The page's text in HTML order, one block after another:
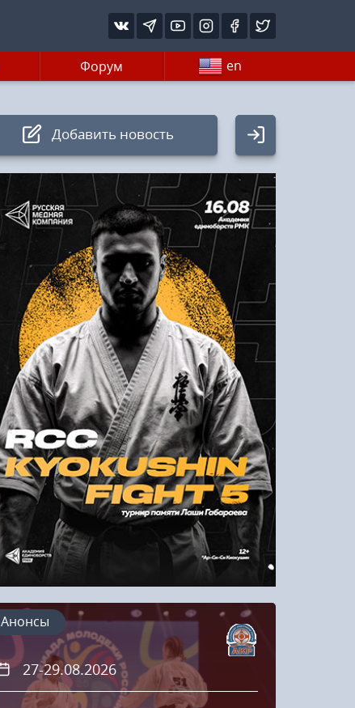
Форум en
Добавить новость
Авторизация
Логин:
Пароль
Войти
Напомнить пароль
Регистрация
27-29.08.2026
Анонсы